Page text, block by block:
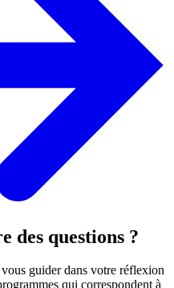
des questions ?
guider dans votre réflexion
qui correspondent à